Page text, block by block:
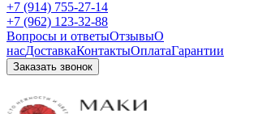
+7 (914) 755-27-14
+7 (962) 123-32-88
Вопросы и ответыОтзывыО
насДоставкаКонтактыОплатаГарантии
Заказать звонок